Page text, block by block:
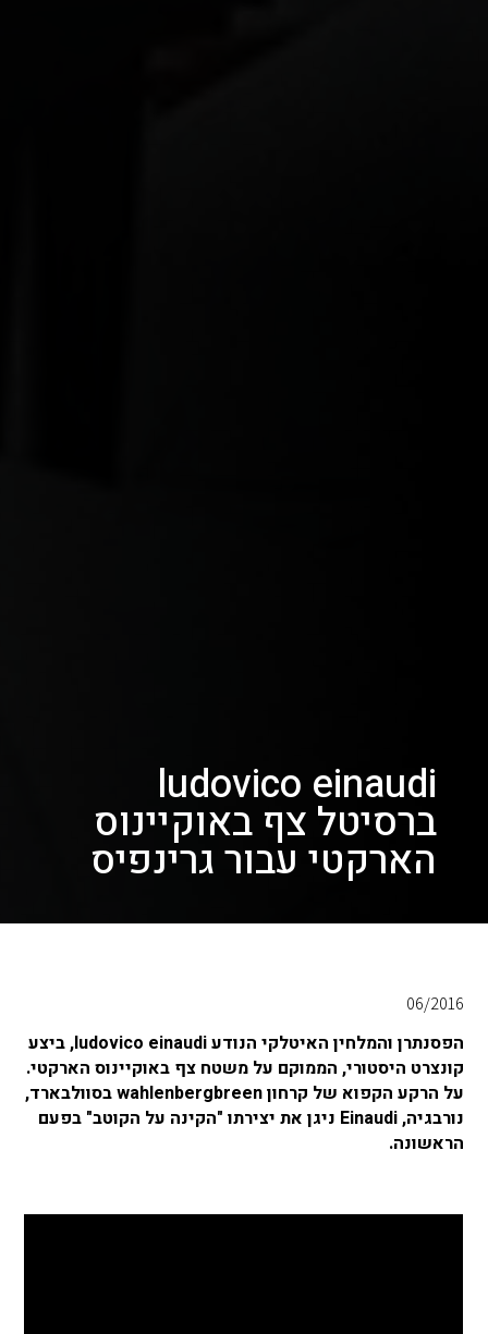
ludovico einaudi
ברסיטל צף באוקיינוס ​​
הארקטי עבור גרינפיס
06/2016
הפסנתרן והמלחין האיטלקי הנודע ludovico einaudi, ביצע
קונצרט היסטורי, הממוקם על משטח צף באוקיינוס ​​הארקטי.
על הרקע הקפוא של קרחון wahlenbergbreen בסוולבארד,
נורבגיה, Einaudi ניגן את יצירתו "הקינה על הקוטב" בפעם
הראשונה.